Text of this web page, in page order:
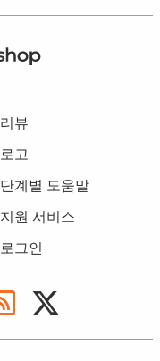
리뷰
로고
단계별 도움말
지원 서비스
로그인